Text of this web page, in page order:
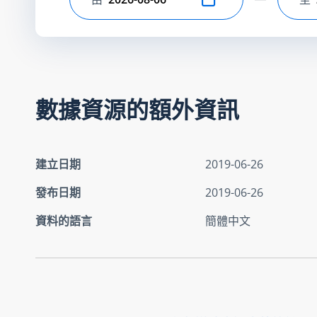
選擇開始日期 選
數據資源的額外資訊
建立日期
2019-06-26
發布日期
2019-06-26
資料的語言
簡體中文